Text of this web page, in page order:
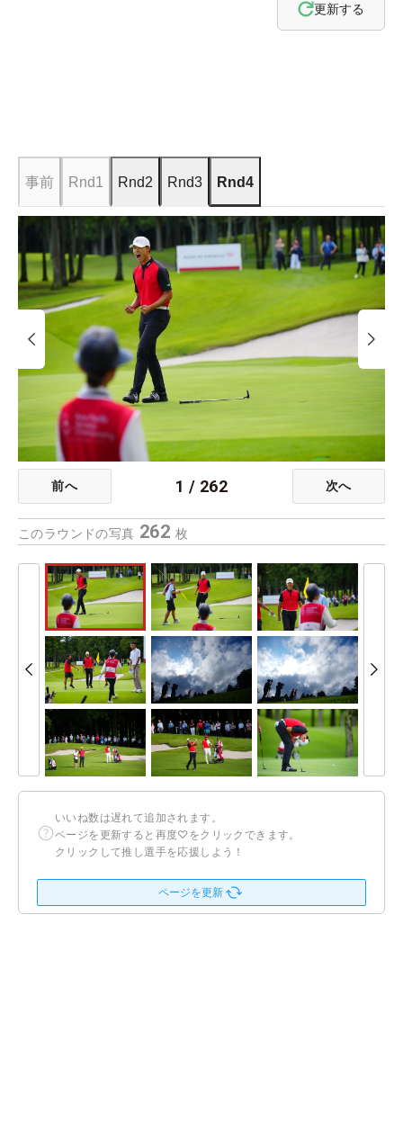
更新する
事前 Rnd1 Rnd2 Rnd3 Rnd4
前へ 1 / 262 次へ
このラウンドの写真 262 枚
いいね数は遅れて追加されます。
ページを更新すると再度♡をクリックできます。
クリックして推し選手を応援しよう！
ページを更新